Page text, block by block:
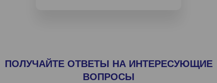
ПОЛУЧАЙТЕ ОТВЕТЫ НА ИНТЕРЕСУЮЩИЕ
ВОПРОСЫ